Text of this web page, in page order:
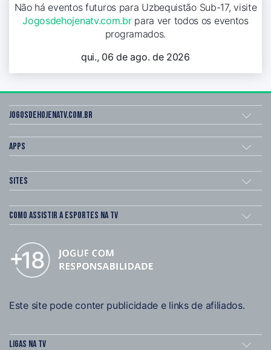
Não há eventos futuros para Uzbequistão Sub-17, visite
Jogosdehojenatv.com.brpara ver todos os eventos
programados.
qui., 06 de ago. de 2026
Jogosdehojenatv.com.br
Apps
Sites
Como assistir a esportes na TV
Este site pode conter publicidade e links de afiliados.
Ligas na TV